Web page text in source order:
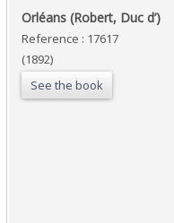
‎Orléans (Robert, Duc d’)‎
Reference : 17617
(1892)
See the book